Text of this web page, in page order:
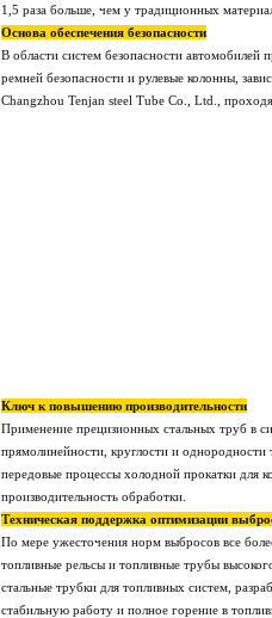
1,5 раза больше, чем у традиционных
Основа обеспечения безопасности
В области систем безопасности автомобилей
ремней безопасности и рулевые колонны,
Changzhou Tenjan steel Tube Co., Ltd.,
Ключ к повышению производительности
Применение прецизионных стальных труб в
прямолинейности, круглости и
передовые процессы холодной прокатки для
производительность обработки.
Техническая поддержка оптимизации
По мере ужесточения норм выбросов все
топливные рельсы и топливные трубы
стальные трубки для топливных систем,
стабильную работу и полное горение в